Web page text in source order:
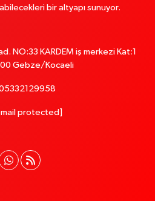
bir altyapı sunuyor.
NO:33 KARDEM iş merkezi Kat:1
Gebze/Kocaeli
protected]